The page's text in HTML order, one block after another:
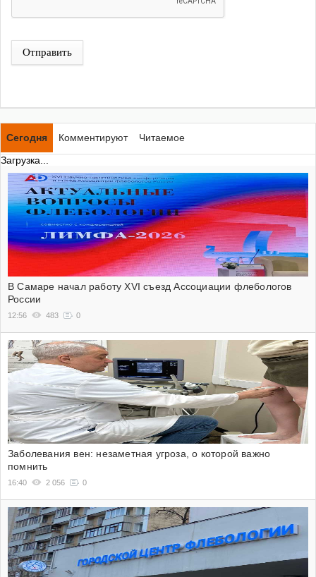
Отправить
Сегодня Комментируют
Читаемое
Загрузка...
В Самаре начал работу XVI съезд Ассоциации флебологов
России
12:56 483 0
Заболевания вен: незаметная угроза, о которой важно
помнить
16:40 2 056 0